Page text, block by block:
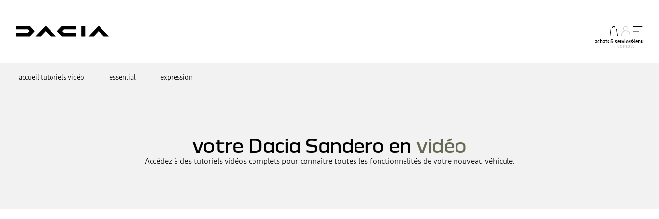
achats & services
mon
compte
Menu
accueil tutoriels vidéo essential expression
votre Dacia Sandero en vidéo
Accédez à des tutoriels vidéos complets pour connaître toutes les fonctionnalités de votre nouveau véhicule.